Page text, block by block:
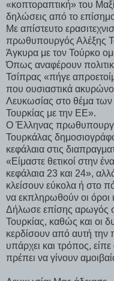
«κοπτοραπτική» του
δηλώσεις από το
Με απίστευτο
πρωθυπουργός Αλέξης
Άγκυρα με τον Τούρκο
Όπως αναφέρουν
Τσίπρας «πήγε
που ουσιαστικά
Λευκωσίας στο θέμα των
Τουρκίας με την ΕΕ».
Ο Έλληνας
Τουρκάλας
κεφάλαια στις
«Είμαστε θετικοί στην
κεφάλαια 23 και 24»,
κλείσουν εύκολα ή στο
να εκπληρωθούν οι όροι
Δήλωσε επίσης αρωγός
Τουρκίας, καθώς και οι
κερδίσουν από αυτή
υπάρχει και τρόπος,
πρέπει να γίνουν